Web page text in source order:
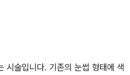
시술입니다. 기존의 눈썹 형태에 색